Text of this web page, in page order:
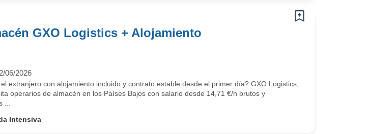
GXO Logistics + Alojamiento
06/2026
extranjero con alojamiento incluido y contrato estable desde el primer día? GXO Logistics,
operarios de almacén en los Países Bajos con salario desde 14,71 €/h brutos y
Intensiva